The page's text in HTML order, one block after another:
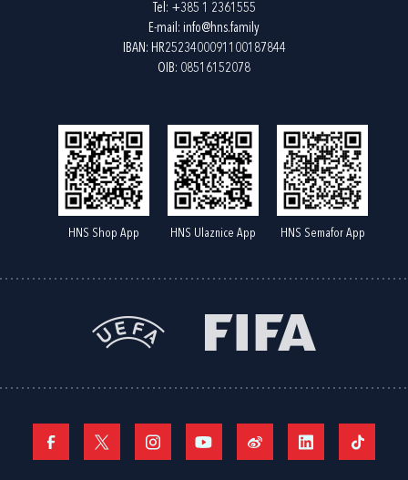
Tel: +385 1 2361555
E-mail: info@hns.family
IBAN: HR2523400091100187844
OIB: 08516152078
HNS Shop App HNS Ulaznice App HNS Semafor App